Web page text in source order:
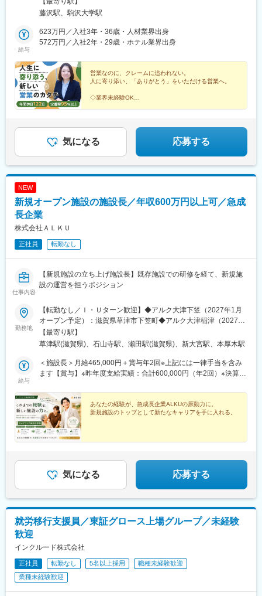
沢2丁目12-3 大幸ビル7F＜担当エリア候補＞■東京都内世田谷
市・八王子市■神奈川県内横浜市（西区・中区・南区・港南区・磯
子区・金沢区）・横須賀市・逗子市・葉山町相模原市・厚木市・
光市・志木市・富士見市・ふじみ野市・戸田市・三芳町※その他
東京都・神奈川県・埼玉県 各エリアもご相談ください。※受動喫
煙対策あり
藤沢駅、駒沢大学駅
給与
623万円／入社3年・36歳・人材業界出身
572万円／入社2年・29歳・ホテル業界出身
営業なのに、クレームに追われない。
人に寄り添い、「ありがとう」をいただける営業へ。
◇業界未経験OK
◇直行直帰可／週1回出社
◆月給28万円以上
気になる 応募する
NEW
新規オープン施設の施設長／年収600万円以上可／急成
長企業
株式会社ＡＬＫＵ
正社員 転勤なし
仕事内容
【新規施設の立ち上げ施設長】既存施設での研修を経て、新規施
設の運営を担うポジション
勤務地
【転勤なし／Ｉ・Ｕターン歓迎】◆アルク大津下笠（2027年1月
オープン予定）：滋賀県草津市下笠町◆アルク大津稲津（2027年
2月オープン予定）：滋賀県大津市稲津1丁目◆アルク奈良三条桧
（2027年2月オープン予定）：奈良県奈良市三条桧町165◆アルク
字南川◆アルク厚木妻田（2027年3月オープン予定）：神奈川県
厚木市妻田西1丁目※新規施設のため詳細住所は一部未定◎入社後
便性を考慮の上決定します。）◎研修期間中の既存施設勤務にか
かる交通費や宿泊費は会社負担です。◎受動喫煙対策：あり（屋
内禁煙）
【最寄り駅】
草津駅(滋賀県)、石山寺駅、瀬田駅(滋賀県)、新大宮駅、本厚木駅
給与
＜施設長＞月給465,000円＋賞与年2回※上記には一律手当を含み
ます【賞与】※昨年度支給実績：合計600,000円（年2回）※決算賞
年収】600万円～※経験・能力などを考慮のうえ、当社規程により
決定します※時間外手当は別途支給
あなたの経験が、急成長企業ALKUの原動力に。
新規施設のトップとして新たなキャリアを手に入れる。
気になる 応募する
就労移行支援員／東証グロース上場グループ／未経験
歓迎
インクルード株式会社
正社員 転勤なし 5名以上採用
職種未経験歓迎
業種未経験歓迎